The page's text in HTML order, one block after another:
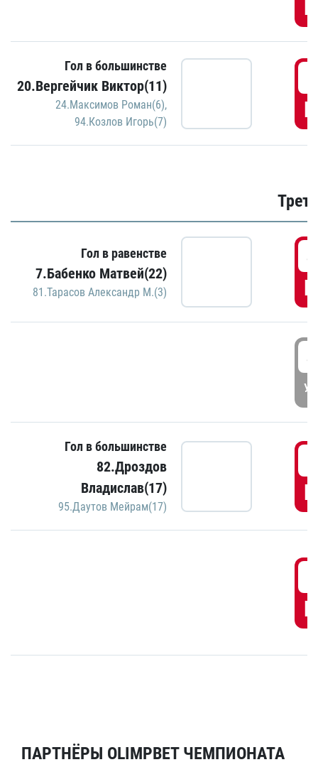
Гол в большинстве
20.Вергейчик Виктор(11)
24.Максимов Роман(6),
94.Козлов Игорь(7)
Гол в равенстве
7.Бабенко Матвей(22)
81.Тарасов Александр М.(3)
Гол в большинстве
82.Дроздов
Владислав(17)
95.Даутов Мейрам(17)
ПАРТНЁРЫ OLIMPBET ЧЕМПИОНАТА